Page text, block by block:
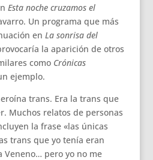
Esta noche cruzamos el
Un programa que más
en La sonrisa del
la aparición de otros
como Crónicas
ejemplo.
trans. Era la trans que
Muchos relatos de personas
la frase «las únicas
trans que yo tenía eran
Veneno… pero yo no me